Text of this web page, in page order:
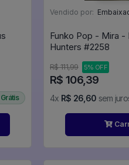
Vendido por:
Funko Pop - Mira -
Hunters #2258
R$ 111,99 5% OFF
R$ 106,39
4x R$ 26,60 sem